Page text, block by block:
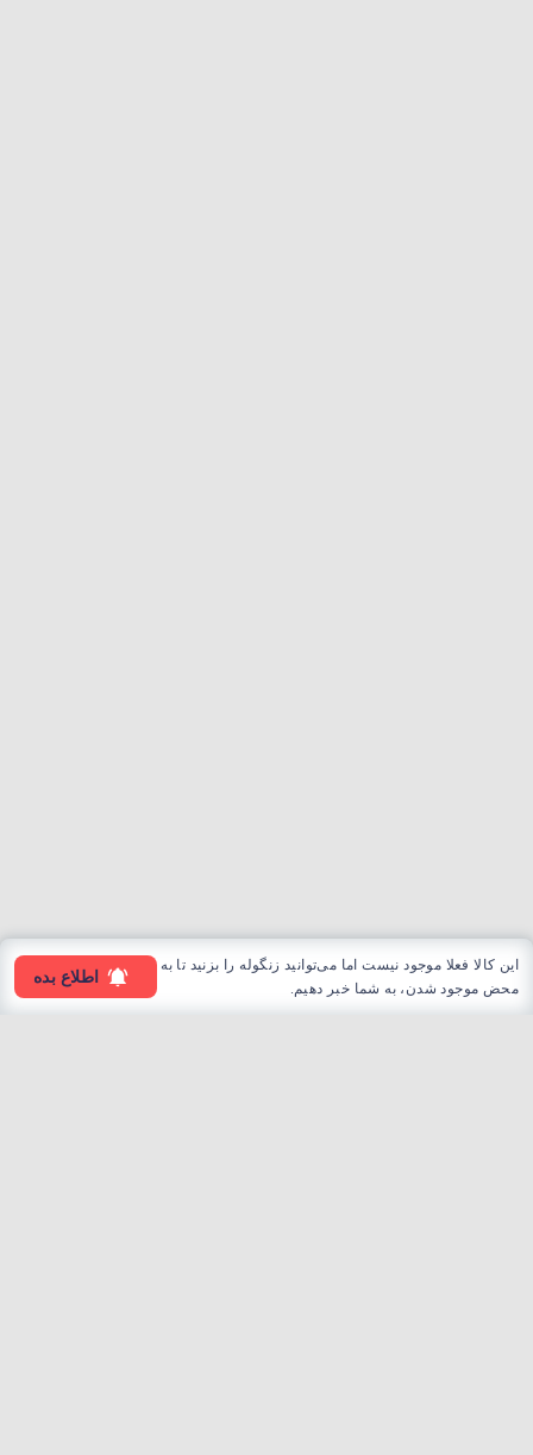
این کالا فعلا موجود نیست اما می‌توانید زنگوله را بزنید تا به
محض موجود شدن، به شما خبر دهیم.
اطلاع بده